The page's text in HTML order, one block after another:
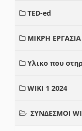
TED-ed
ΜΙΚΡΗ ΕΡΓΑΣΙΑ
Υλικο που
WIKI 1 2024
ΣΥΝΔΕΣΜΟΙ